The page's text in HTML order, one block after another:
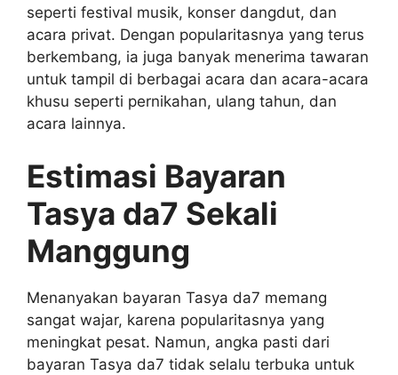
seperti festival musik, konser dangdut, dan
acara privat. Dengan popularitasnya yang terus
berkembang, ia juga banyak menerima tawaran
untuk tampil di berbagai acara dan acara-acara
khusu seperti pernikahan, ulang tahun, dan
acara lainnya.
Estimasi Bayaran
Tasya da7 Sekali
Manggung
Menanyakan bayaran Tasya da7 memang
sangat wajar, karena popularitasnya yang
meningkat pesat. Namun, angka pasti dari
bayaran Tasya da7 tidak selalu terbuka untuk